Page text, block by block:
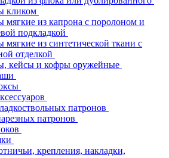
кликом
мягкие из капрона с поролоном и
подкладкой
мягкие из синтетической ткани с
отделкой
кейсы и кофры оружейные
патронов
патронов
крепления, накладки,